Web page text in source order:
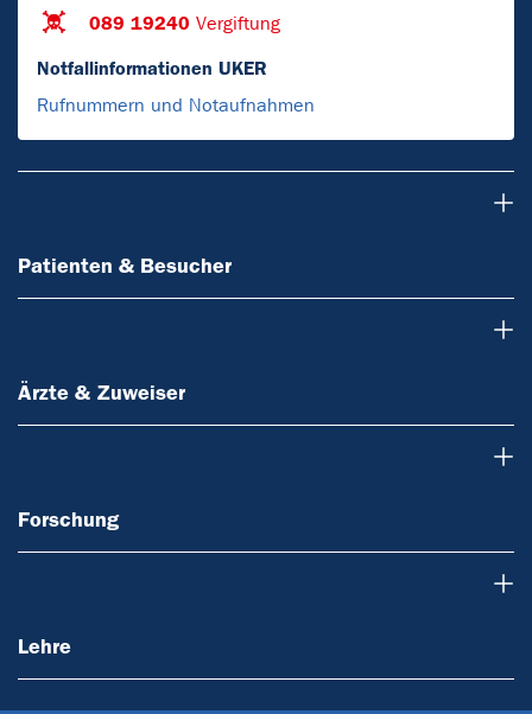
089 19240 Vergiftung
Notfallinformationen UKER
Rufnummern und Notaufnahmen
Patienten & Besucher
Ärzte & Zuweiser
Forschung
Lehre